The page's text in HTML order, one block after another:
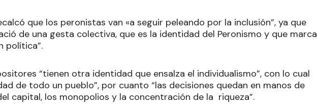
que los peronistas van «a seguir peleando por la inclusión”, ya que
de una gesta colectiva, que es la identidad del Peronismo y que marca
política”.
“tienen otra identidad que ensalza el individualismo”, con lo cual
de todo un pueblo”, por cuanto “las decisiones quedan en manos de
capital, los monopolios y la concentración de la riqueza”.